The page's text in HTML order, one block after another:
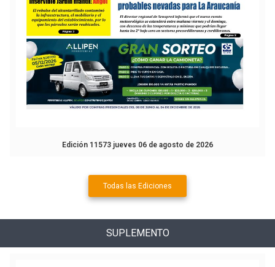
Edición 11573 jueves 06 de agosto de 2026
Todas las Ediciones
SUPLEMENTO